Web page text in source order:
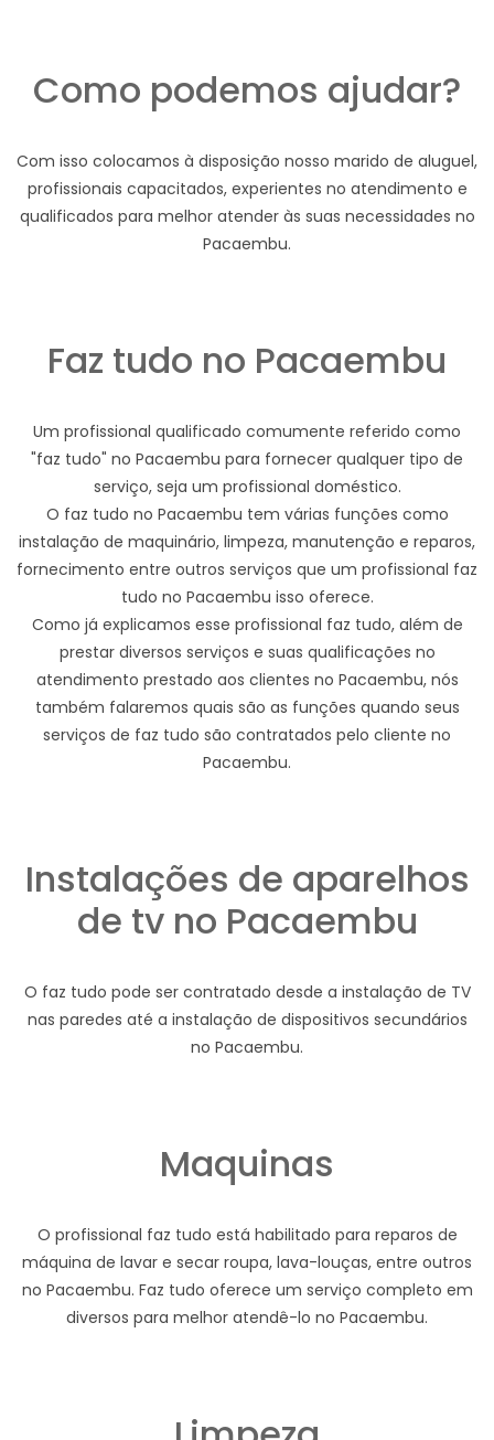
Como podemos ajudar?
Com isso colocamos à disposição nosso marido de aluguel,
profissionais capacitados, experientes no atendimento e
qualificados para melhor atender às suas necessidades no
Pacaembu.
Faz tudo no Pacaembu
Um profissional qualificado comumente referido como
"faz tudo" no Pacaembu para fornecer qualquer tipo de
serviço, seja um profissional doméstico.
O faz tudo no Pacaembu tem várias funções como
instalação de maquinário, limpeza, manutenção e reparos,
fornecimento entre outros serviços que um profissional faz
tudo no Pacaembu isso oferece.
Como já explicamos esse profissional faz tudo, além de
prestar diversos serviços e suas qualificações no
atendimento prestado aos clientes no Pacaembu, nós
também falaremos quais são as funções quando seus
serviços de faz tudo são contratados pelo cliente no
Pacaembu.
Instalações de aparelhos
de tv no Pacaembu
O faz tudo pode ser contratado desde a instalação de TV
nas paredes até a instalação de dispositivos secundários
no Pacaembu.
Maquinas
O profissional faz tudo está habilitado para reparos de
máquina de lavar e secar roupa, lava-louças, entre outros
no Pacaembu. Faz tudo oferece um serviço completo em
diversos para melhor atendê-lo no Pacaembu.